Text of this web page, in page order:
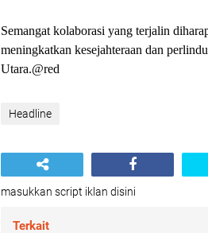
Semangat kolaborasi yang terjalin
meningkatkan kesejahteraan dan
Utara.@red
Headline
masukkan script iklan disini
Terkait